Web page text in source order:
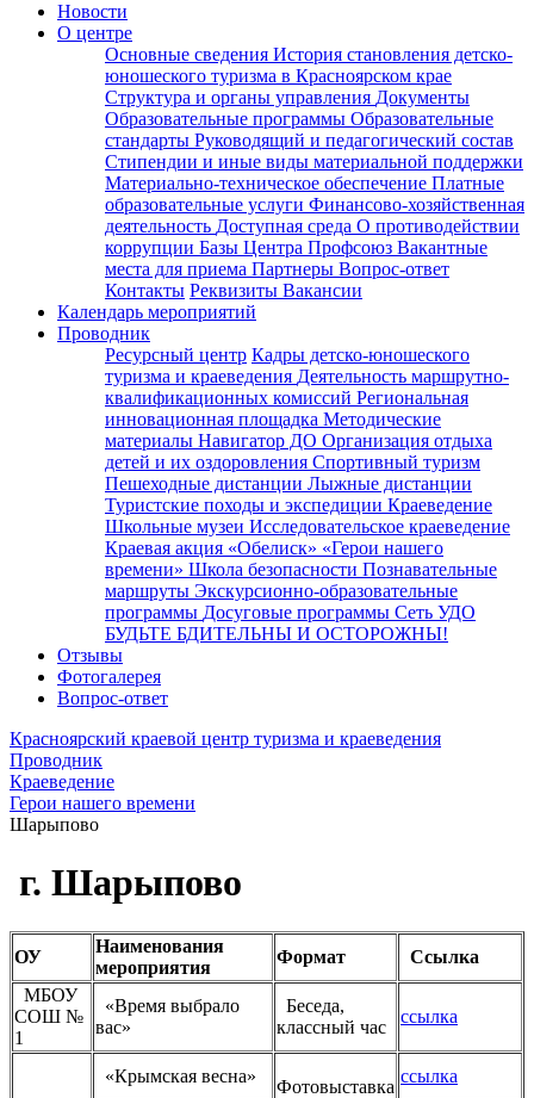
Новости
О центре
Основные сведения История становления детско-
юношеского туризма в Красноярском крае
Структура и органы управления Документы
Образовательные программы Образовательные
стандарты Руководящий и педагогический состав
Стипендии и иные виды материальной поддержки
Материально-техническое обеспечение Платные
образовательные услуги Финансово-хозяйственная
деятельность Доступная среда О противодействии
коррупции Базы Центра Профсоюз Вакантные
места для приема Партнеры Вопрос-ответ
Контакты Реквизиты Вакансии
Календарь мероприятий
Проводник
Ресурсный центр Кадры детско-юношеского
туризма и краеведения Деятельность маршрутно-
квалификационных комиссий Региональная
инновационная площадка Методические
материалы Навигатор ДО Организация отдыха
детей и их оздоровления Спортивный туризм
Пешеходные дистанции Лыжные дистанции
Туристские походы и экспедиции Краеведение
Школьные музеи Исследовательское краеведение
Краевая акция «Обелиск» «Герои нашего
времени» Школа безопасности Познавательные
маршруты Экскурсионно-образовательные
программы Досуговые программы Сеть УДО
БУДЬТЕ БДИТЕЛЬНЫ И ОСТОРОЖНЫ!
Отзывы
Фотогалерея
Вопрос-ответ
Красноярский краевой центр туризма и краеведения
Проводник
Краеведение
Герои нашего времени
Шарыпово
г. Шарыпово
ОУ
Наименования
мероприятия
Формат
Ссылка
МБОУ
СОШ №
1
«Время выбрало
вас»
Беседа,
классный час
ссылка
«Крымская весна»
Фотовыставка
ссылка